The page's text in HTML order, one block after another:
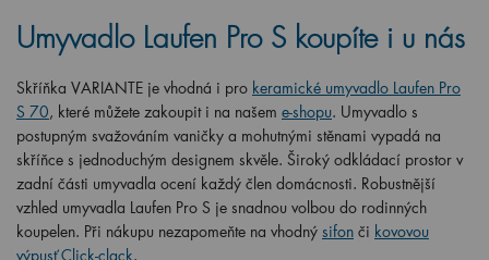
Umyvadlo Laufen Pro S koupíte i u nás
Skříňka VARIANTE je vhodná i pro keramické umyvadlo Laufen Pro
S 70, které můžete zakoupit i na našem e-shopu. Umyvadlo s
postupným svažováním vaničky a mohutnými stěnami vypadá na
skříňce s jednoduchým designem skvěle. Široký odkládací prostor v
zadní části umyvadla ocení každý člen domácnosti. Robustnější
vzhled umyvadla Laufen Pro S je snadnou volbou do rodinných
koupelen. Při nákupu nezapomeňte na vhodný sifon či kovovou
výpusť Click-clack.